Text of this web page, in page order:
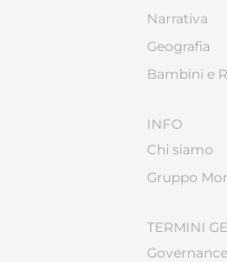
Narrativa
Geografia
Bambini e
INFO
Chi siamo
Gruppo
TERMINI
Governance